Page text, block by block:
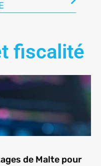
fiscalité
de Malte pour